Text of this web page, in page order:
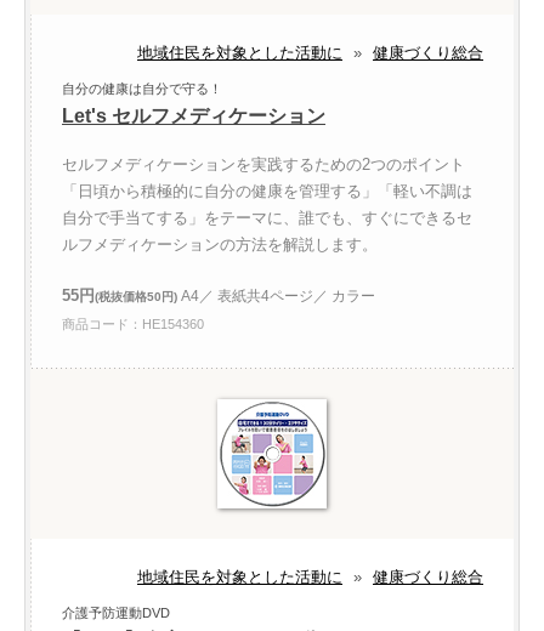
地域住民を対象とした活動に » 健康づくり総合
自分の健康は自分で守る！
Let's セルフメディケーション
セルフメディケーションを実践するための2つのポイント
「日頃から積極的に自分の健康を管理する」「軽い不調は
自分で手当てする」をテーマに、誰でも、すぐにできるセ
ルフメディケーションの方法を解説します。
55円(税抜価格50円) A4／ 表紙共4ページ／ カラー
商品コード：HE154360
地域住民を対象とした活動に » 健康づくり総合
介護予防運動DVD